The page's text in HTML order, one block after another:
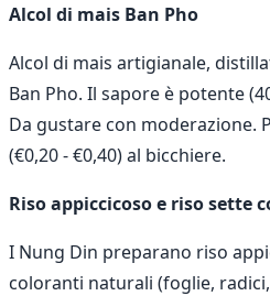
Alcol di mais Ban Pho
Alcol di mais artigianale,
Ban Pho. Il sapore è potente
Da gustare con moderazione.
(€0,20 - €0,40) al bicchiere.
Riso appiccicoso e riso sette
I Nung Din preparano riso
coloranti naturali (foglie,